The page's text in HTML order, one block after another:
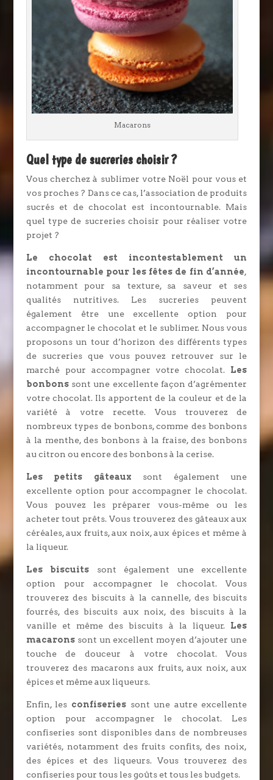
Macarons
Quel type de sucreries choisir ?
Vous cherchez à sublimer votre Noël pour vous et
vos proches ? Dans ce cas, l’association de produits
sucrés et de chocolat est incontournable. Mais
quel type de sucreries choisir pour réaliser votre
projet ?
Le chocolat est incontestablement un
incontournable pour les fêtes de fin d’année,
notamment pour sa texture, sa saveur et ses
qualités nutritives. Les sucreries peuvent
également être une excellente option pour
accompagner le chocolat et le sublimer. Nous vous
proposons un tour d’horizon des différents types
de sucreries que vous pouvez retrouver sur le
marché pour accompagner votre chocolat. Les
bonbonssont une excellente façon d’agrémenter
votre chocolat. Ils apportent de la couleur et de la
variété à votre recette. Vous trouverez de
nombreux types de bonbons, comme des bonbons
à la menthe, des bonbons à la fraise, des bonbons
au citron ou encore des bonbons à la cerise.
Les petits gâteaux sont également une
excellente option pour accompagner le chocolat.
Vous pouvez les préparer vous-même ou les
acheter tout prêts. Vous trouverez des gâteaux aux
céréales, aux fruits, aux noix, aux épices et même à
la liqueur.
Les biscuits sont également une excellente
option pour accompagner le chocolat. Vous
trouverez des biscuits à la cannelle, des biscuits
fourrés, des biscuits aux noix, des biscuits à la
vanille et même des biscuits à la liqueur. Les
macaronssont un excellent moyen d’ajouter une
touche de douceur à votre chocolat. Vous
trouverez des macarons aux fruits, aux noix, aux
épices et même aux liqueurs.
Enfin, les confiseriessont une autre excellente
option pour accompagner le chocolat. Les
confiseries sont disponibles dans de nombreuses
variétés, notamment des fruits confits, des noix,
des épices et des liqueurs. Vous trouverez des
confiseries pour tous les goûts et tous les budgets.